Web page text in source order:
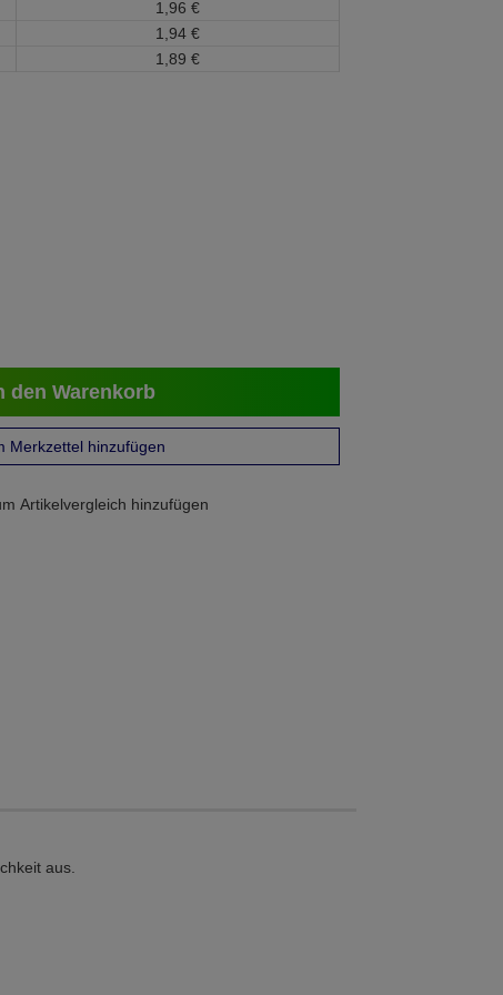
1, 96 €
1, 94 €
1, 89 €
den Warenkorb
Merkzettel hinzufügen
Artikelvergleich hinzufügen
aus.